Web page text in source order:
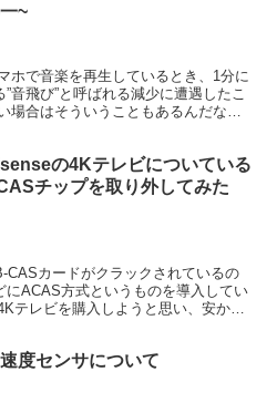
~
ホで音楽を再生しているとき、1分に
音飛び”と呼ばれる減少に遭遇したこ
場合はそういうこともあるんだな
の4Kテレビについている
チップを取り外してみた
CASカードがクラックされているの
ACAS方式というものを導入してい
テレビを購入しようと思い、安かっ
度センサについて